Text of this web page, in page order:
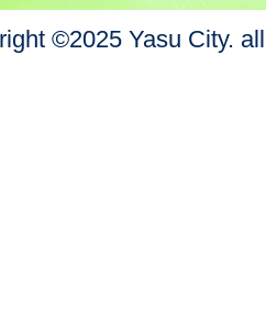
©2025 Yasu City.